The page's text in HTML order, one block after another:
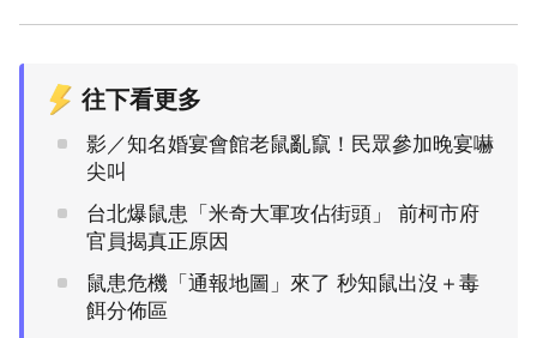
往下看更多
影／知名婚宴會館老鼠亂竄！民眾參加晚宴嚇
尖叫
台北爆鼠患「米奇大軍攻佔街頭」 前柯市府
官員揭真正原因
鼠患危機「通報地圖」來了 秒知鼠出沒＋毒
餌分佈區